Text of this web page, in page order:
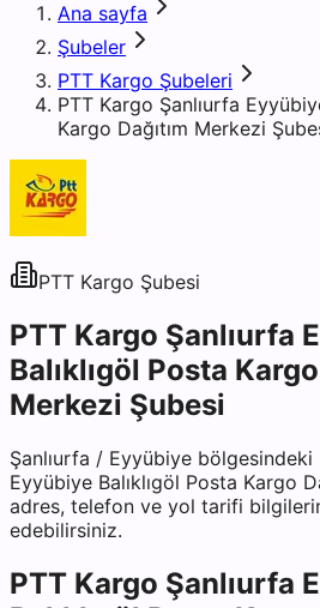
Ana sayfa
Şubeler
PTT Kargo Şubeleri
PTT Kargo Şanlıurfa
Kargo Dağıtım Merkezi
PTT Kargo Şubesi
PTT Kargo Şanlıurfa
Balıklıgöl Posta Kargo
Merkezi Şubesi
Şanlıurfa / Eyyübiye bölgesindeki
Eyyübiye Balıklıgöl Posta Kargo
adres, telefon ve yol tarifi
edebilirsiniz.
PTT Kargo Şanlıurfa